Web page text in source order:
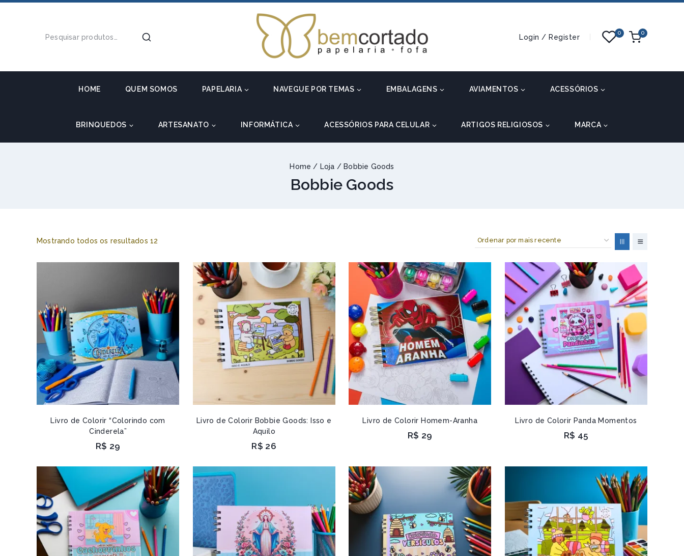
Login / Register
0 0
HOME QUEM SOMOS PAPELARIA NAVEGUE POR TEMAS EMBALAGENS AVIAMENTOS ACESSÓRIOS
BRINQUEDOS ARTESANATO INFORMÁTICA ACESSÓRIOS PARA CELULAR ARTIGOS RELIGIOSOS MARCA
Home / Loja / Bobbie Goods
Bobbie Goods
Mostrando todos os resultados 12
Livro de Colorir “Colorindo com
Cinderela”
R$ 29
Livro de Colorir Bobbie Goods: Isso e
Aquilo
R$ 26
Livro de Colorir Homem-Aranha
R$ 29
Livro de Colorir Panda Momentos
R$ 45